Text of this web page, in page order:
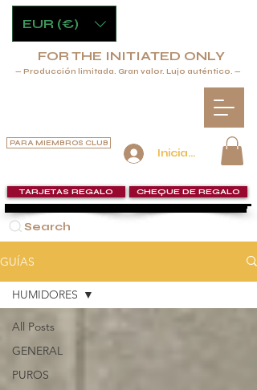
Iniciar sesión
PARA MIEMBROS CLUB
Search
TARJETAS REGALO CHEQUE DE REGALO
FOR THE INITIATED ONLY
— Producción limitada. Gran valor. Lujo auténtico. —
EUR (€)
GUÍAS
All Posts
GENERAL
PUROS
HUMIDORES